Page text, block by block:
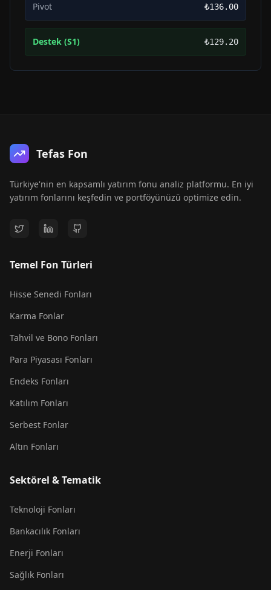
Pivot ₺136.00
Destek (S1) ₺129.20
Tefas Fon
Türkiye'nin en kapsamlı yatırım fonu analiz platformu. En iyi
yatırım fonlarını keşfedin ve portföyünüzü optimize edin.
Temel Fon Türleri
Hisse Senedi Fonları
Karma Fonlar
Tahvil ve Bono Fonları
Para Piyasası Fonları
Endeks Fonları
Katılım Fonları
Serbest Fonlar
Altın Fonları
Sektörel & Tematik
Teknoloji Fonları
Bankacılık Fonları
Enerji Fonları
Sağlık Fonları